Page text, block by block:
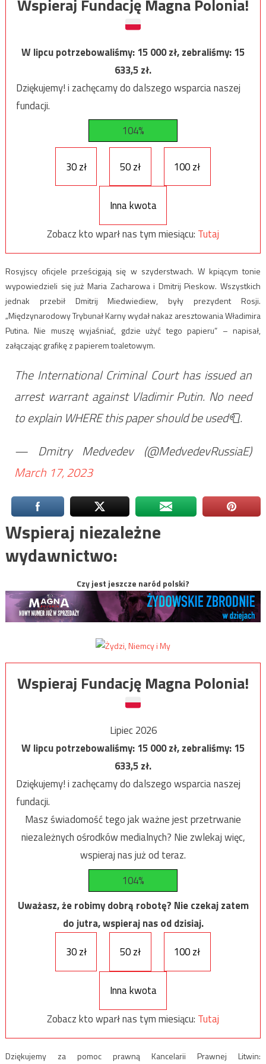
Wspieraj Fundację Magna Polonia!
W lipcu potrzebowaliśmy:15 000zł, zebraliśmy:15
633,5zł.
Dziękujemy! i zachęcamy do dalszego wsparcia naszej
fundacji.
104%
30 zł 50 zł 100 zł
Inna kwota
Zobacz kto wparł nas tym miesiącu: Tutaj
Rosyjscy oficjele prześcigają się w szyderstwach. W kpiącym tonie
wypowiedzieli się już Maria Zacharowa i Dmitrij Pieskow. Wszystkich
jednak przebił Dmitrij Miedwiediew, były prezydent Rosji.
„Międzynarodowy Trybunał Karny wydał nakaz aresztowania Władimira
Putina. Nie muszę wyjaśniać, gdzie użyć tego papieru” – napisał,
załączając grafikę z papierem toaletowym.
The International Criminal Court has issued an
arrest warrant against Vladimir Putin. No need
to explain WHERE this paper should be used🧻.
— Dmitry Medvedev (@MedvedevRussiaE)
March 17, 2023
Wspieraj niezależne
wydawnictwo:
Czy jest jeszcze naród polski?
Wspieraj Fundację Magna Polonia!
Lipiec 2026
W lipcu potrzebowaliśmy:15 000zł, zebraliśmy:15
633,5zł.
Dziękujemy! i zachęcamy do dalszego wsparcia naszej
fundacji.
Masz świadomość tego jak ważne jest przetrwanie
niezależnych ośrodków medialnych? Nie zwlekaj więc,
wspieraj nas już od teraz.
104%
Uważasz, że robimy dobrą robotę? Nie czekaj zatem
do jutra, wspieraj nas od dzisiaj.
30 zł
50 zł 100 zł
Inna kwota
Zobacz kto wparł nas tym miesiącu: Tutaj
Dziękujemy za pomoc prawną Kancelarii Prawnej Litwin: